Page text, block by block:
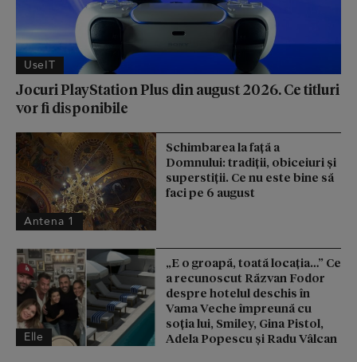
UseIT
Jocuri PlayStation Plus din august 2026. Ce titluri
vor fi disponibile
Antena 1
Schimbarea la față a
Domnului: tradiții, obiceiuri și
superstiții. Ce nu este bine să
faci pe 6 august
Elle
„E o groapă, toată locația…” Ce
a recunoscut Răzvan Fodor
despre hotelul deschis în
Vama Veche împreună cu
soția lui, Smiley, Gina Pistol,
Adela Popescu și Radu Vâlcan